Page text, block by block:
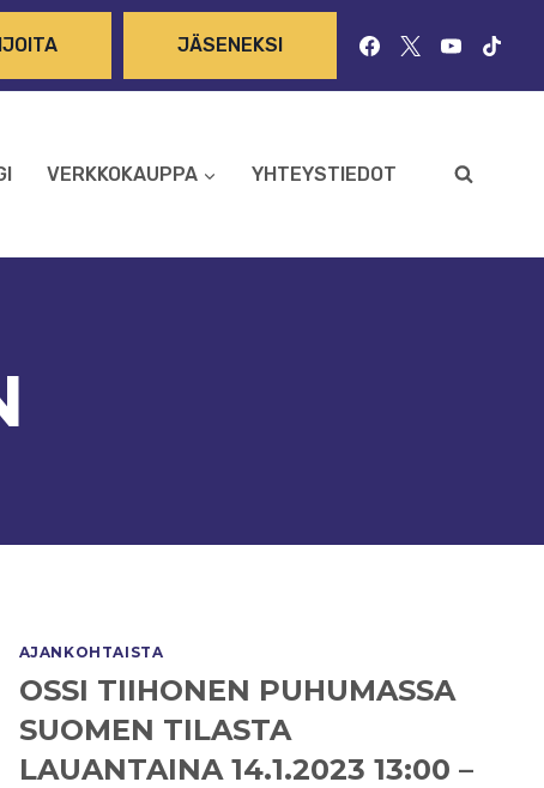
JÄSENEKSI
VERKKOKAUPPA YHTEYSTIEDOT
AJANKOHTAISTA
OSSI TIIHONEN PUHUMASSA
SUOMEN TILASTA
LAUANTAINA 14.1.2023 13:00 –